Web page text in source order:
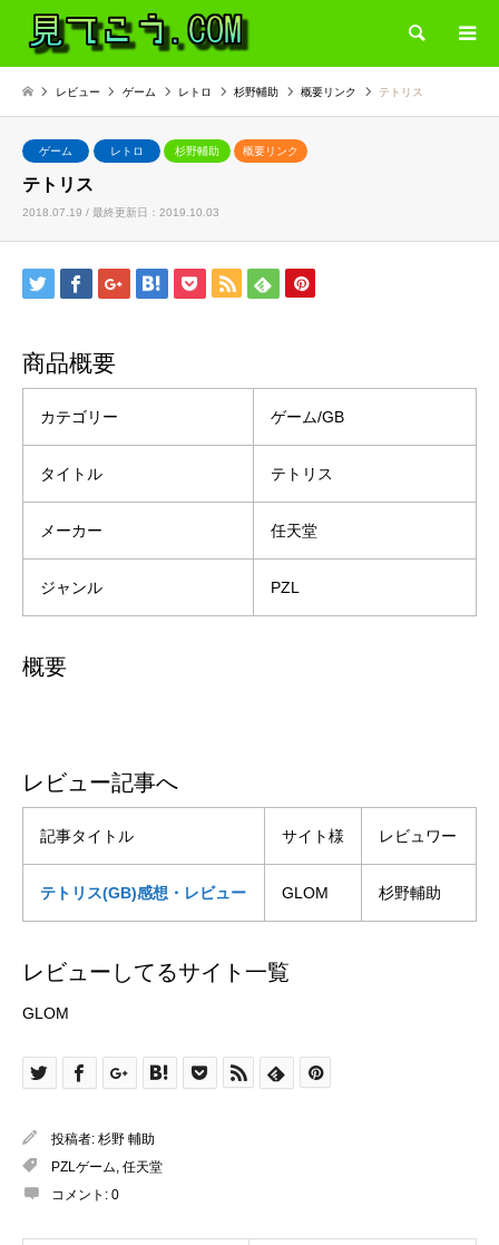
検索
レビュー ゲーム レトロ 杉野輔助 概要リンク テトリス
ゲーム レトロ 杉野輔助 概要リンク
テトリス
2018.07.19 / 最終更新日：2019.10.03
商品概要
カテゴリー ゲーム/GB
タイトル テトリス
メーカー 任天堂
ジャンル PZL
概要
レビュー記事へ
記事タイトル サイト様 レビュワー
テトリス(GB)感想・レビュー GLOM 杉野輔助
レビューしてるサイト一覧
GLOM
投稿者: 杉野 輔助
PZLゲーム 任天堂
コメント: 0